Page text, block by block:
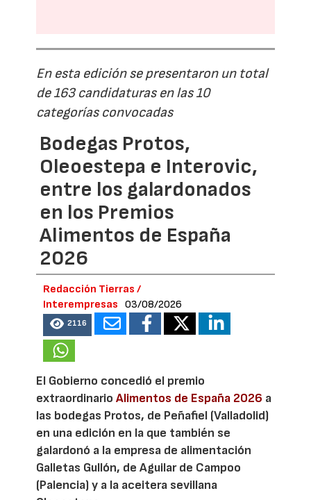
En esta edición se presentaron un total
de 163 candidaturas en las 10
categorías convocadas
Bodegas Protos,
Oleoestepa e Interovic,
entre los galardonados
en los Premios
Alimentos de España
2026
Redacción Tierras /
Interempresas
03/08/2026
2116
El Gobierno concedió el premio
extraordinarioAlimentos de España 2026 a
las bodegas Protos, de Peñafiel (Valladolid)
en una edición en la que también se
galardonó a la empresa de alimentación
Galletas Gullón, de Aguilar de Campoo
(Palencia) y a la aceitera sevillana